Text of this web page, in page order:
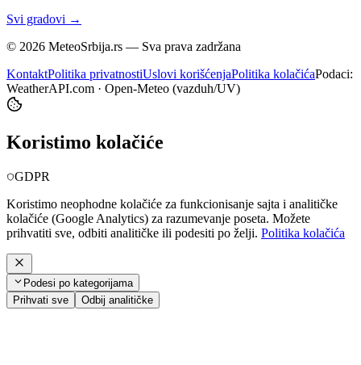
Svi gradovi →
© 2026 MeteoSrbija.rs — Sva prava zadržana
KontaktPolitika privatnostiUslovi korišćenjaPolitika kolačićaPodaci:
WeatherAPI.com · Open-Meteo (vazduh/UV)
Koristimo kolačiće
GDPR
Koristimo neophodne kolačiće za funkcionisanje sajta i analitičke
kolačiće (Google Analytics) za razumevanje poseta. Možete
prihvatiti sve, odbiti analitičke ili podesiti po želji. Politika kolačića
Podesi po kategorijama
Prihvati sve
Odbij analitičke